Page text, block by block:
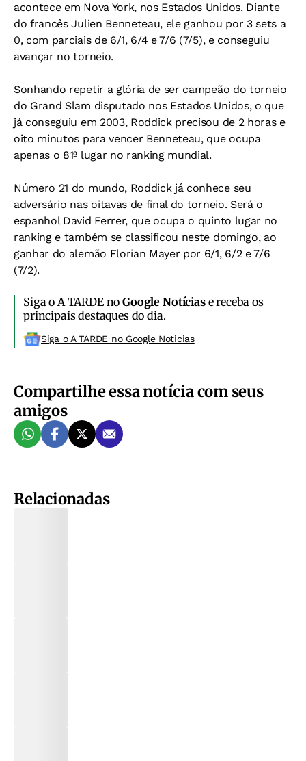
acontece em Nova York, nos Estados Unidos. Diante
do francês Julien Benneteau, ele ganhou por 3 sets a
0, com parciais de 6/1, 6/4 e 7/6 (7/5), e conseguiu
avançar no torneio.
Sonhando repetir a glória de ser campeão do torneio
do Grand Slam disputado nos Estados Unidos, o que
já conseguiu em 2003, Roddick precisou de 2 horas e
oito minutos para vencer Benneteau, que ocupa
apenas o 81º lugar no ranking mundial.
Número 21 do mundo, Roddick já conhece seu
adversário nas oitavas de final do torneio. Será o
espanhol David Ferrer, que ocupa o quinto lugar no
ranking e também se classificou neste domingo, ao
ganhar do alemão Florian Mayer por 6/1, 6/2 e 7/6
(7/2).
Siga o A TARDE noGoogle Notíciase receba os
principais destaques do dia.
Siga o A TARDE no Google Noticias
Compartilhe essa notícia com seus
amigos
Relacionadas